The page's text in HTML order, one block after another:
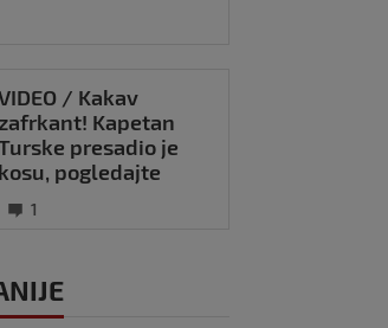
/ Kakav
zafrkant! Kapetan
presadio je
kosu, pogledajte
s njim
1